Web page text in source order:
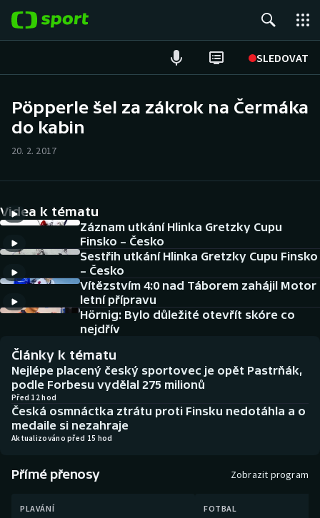
SLEDOVAT
Hokej
Cyklistika
DALŠÍ SPORTY
Americký fotbal
Baseball a softbal
Basketbal
Biatlon
Boby a skeleton
Box
Curling
NEPŘEHLÉDNĚTE
Historické návraty
Aplikace ČT sport
AZ kvíz
Pöpperle šel za zákrok na Čermáka
do kabin
20. 2. 2017
Videa k tématu
Záznam utkání Hlinka Gretzky Cupu
Finsko – Česko
Sestřih utkání Hlinka Gretzky Cupu Finsko
– Česko
Vítězstvím 4:0 nad Táborem zahájil Motor
letní přípravu
Hörnig: Bylo důležité otevřít skóre co
nejdřív
Články k tématu
Nejlépe placený český sportovec je opět Pastrňák,
podle Forbesu vydělal 275 milionů
Před 12 hod
Česká osmnáctka ztrátu proti Finsku nedotáhla a o
medaile si nezahraje
Aktualizováno před 15 hod
Přímé přenosy Zobrazit program
PLAVÁNÍ FOTBAL